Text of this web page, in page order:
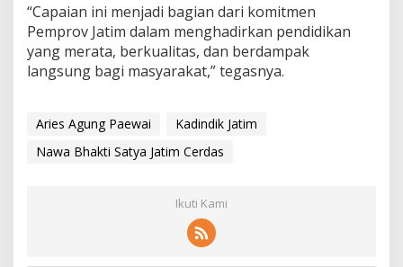
“Capaian ini menjadi bagian dari komitmen
Pemprov Jatim dalam menghadirkan pendidikan
yang merata, berkualitas, dan berdampak
langsung bagi masyarakat,” tegasnya.
Aries Agung Paewai
Kadindik Jatim
Nawa Bhakti Satya Jatim Cerdas
Ikuti Kami